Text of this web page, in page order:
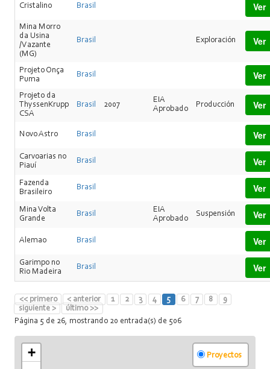
Cristalino Brasil Ver
Mina Morro
da Usina
/Vazante
(MG)
Brasil Exploración Ver
Projeto Onça
Puma
Brasil Ver
Projeto da
ThyssenKrupp
CSA
Brasil 2007
EIA
Aprobado
Producción Ver
Novo Astro Brasil Ver
Carvoarias no
Piauí
Brasil Ver
Fazenda
Brasileiro
Brasil Ver
Mina Volta
Grande
Brasil
EIA
Aprobado
Suspensión Ver
Alemao Brasil Ver
Garimpo no
Rio Madeira
Brasil Ver
<< primero < anterior 1 2 3 4 5 6 7 8
9
siguiente >
último >>
Página 5 de 26, mostrando 20 entrada(s) de 506
+
Proyectos